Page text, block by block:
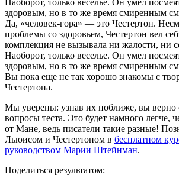
здоровым, но в то же время смиренным
Да, «человек-гора» — это Честертон.
проблемы со здоровьем, Честертон вел
комплекция не вызывала ни жалости, ни
Наоборот, только веселье. Он умел
здоровым, но в то же время смиренным
Вы пока еще не так хорошо знакомы с
Честертона.
Мы уверены: узнав их поближе, вы верно
вопросы теста. Это будет намного легче,
от Мане, ведь писатели такие разные!
Льюисом и Честертоном в бесплатном
руководством Марии Штейнман.
Поделиться результатом: